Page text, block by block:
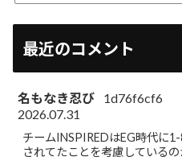
最近のコメント
名もなき忍び
1d76f6cf6
2026.07.31
チームINSPIREDはEG時代に
されてたことを考慮している